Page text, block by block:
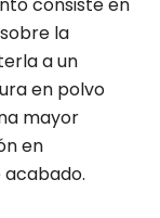
consiste en
la
a un
en polvo
mayor
en